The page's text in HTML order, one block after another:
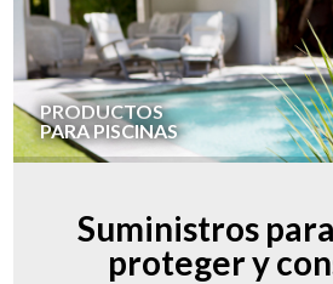
PRODUCTOS
PARA PISCINAS
Suministros
proteger y